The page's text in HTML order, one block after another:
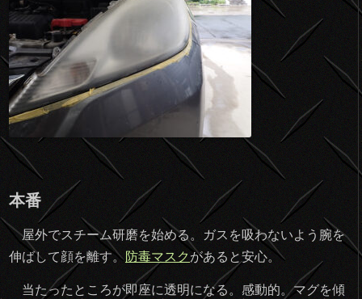
本番
屋外でスチーム研磨を始める。ガスを吸わないよう腕を
伸ばして顔を離す。防毒マスクがあると安心。
当たったところが即座に透明になる。感動的。マグを傾